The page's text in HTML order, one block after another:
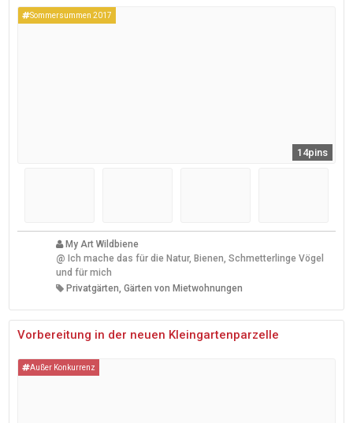
Sommersummen 2017
14pins
My Art Wildbiene
@ Ich mache das für die Natur, Bienen, Schmetterlinge Vögel
und für mich
Privatgärten, Gärten von Mietwohnungen
Vorbereitung in der neuen Kleingartenparzelle
Außer Konkurrenz